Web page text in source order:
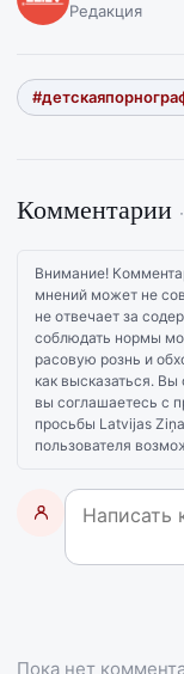
Редакция
Комментарии
Внимание!
мнений может не
не отвечает за
соблюдать нормы
расовую рознь и
как высказаться.
вы соглашаетесь с
просьбы Latvijas
пользователя
Пока нет